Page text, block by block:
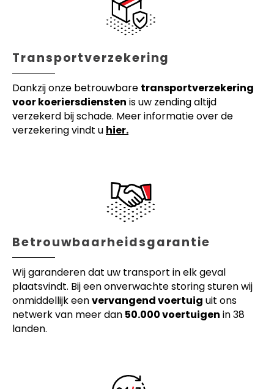
Transportverzekering
Dankzij onze betrouwbare transportverzekering
voor koeriersdiensten is uw zending altijd
verzekerd bij schade. Meer informatie over de
verzekering vindt u hier.
Betrouwbaarheidsgarantie
Wij garanderen dat uw transport in elk geval
plaatsvindt. Bij een onverwachte storing sturen wij
onmiddellijk eenvervangend voertuig uit ons
netwerk van meer dan 50.000 voertuigen in 38
landen.